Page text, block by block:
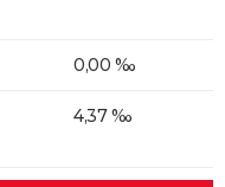
0,00 ‰
4,37 ‰